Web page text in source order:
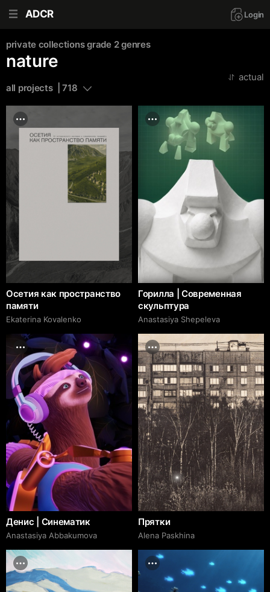
ADCR Login
private collections grade 2 genres
nature
all projects  | 718
actual
Осетия как пространство
памяти
Ekaterina Kovalenko
Горилла | Современная
скульптура
Anastasiya Shepeleva
Денис | Синематик
Anastasiya Abbakumova
Прятки
Alena Paskhina